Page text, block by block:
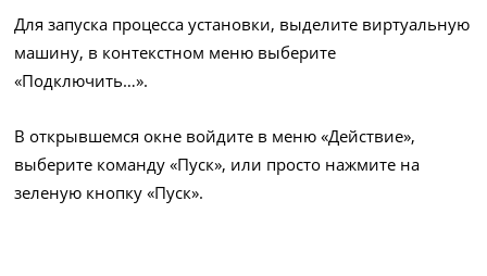
Для запуска процесса установки, выделите виртуальную
машину, в контекстном меню выберите
«Подключить…».
В открывшемся окне войдите в меню «Действие»,
выберите команду «Пуск», или просто нажмите на
зеленую кнопку «Пуск».